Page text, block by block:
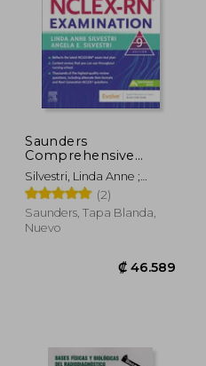
Saunders
Comprehensive
Review for the Nclex-
Rn® Examination (en
Inglés)
Silvestri, Linda Anne ;
Silvestri, Angela Elizabeth
(2)
Saunders, Tapa Blanda,
Nuevo